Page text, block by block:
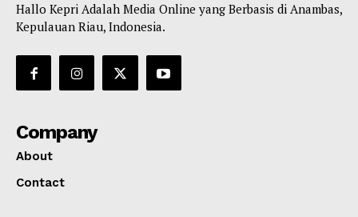
Hallo Kepri Adalah Media Online yang Berbasis di Anambas,
Kepulauan Riau, Indonesia.
Company
About
Contact